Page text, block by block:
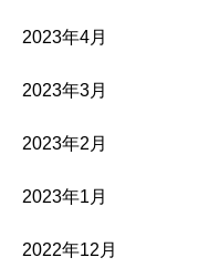
2023年4月
2023年3月
2023年2月
2023年1月
2022年12月